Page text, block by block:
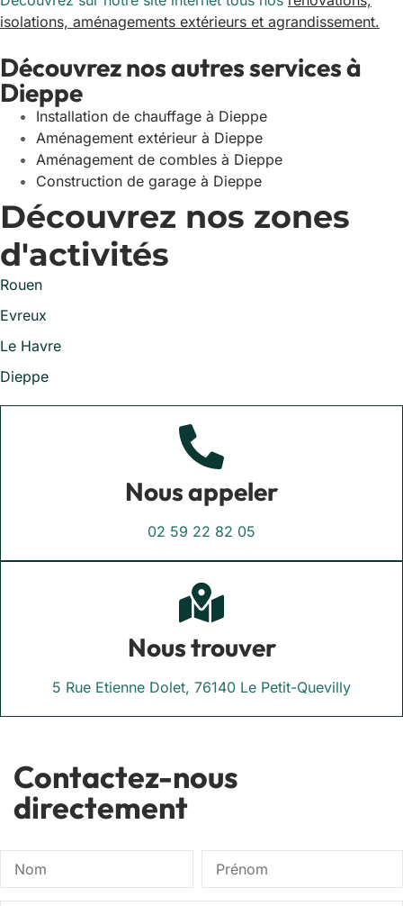
isolations, aménagements extérieurs et agrandissement.
Découvrez nos autres services à
Dieppe
Installation de chauffage à Dieppe
Aménagement extérieur à Dieppe
Aménagement de combles à Dieppe
Construction de garage à Dieppe
Découvrez nos zones
d'activités
Rouen
Evreux
Le Havre
Dieppe
Nous appeler
02 59 22 82 05
Nous trouver
5 Rue Etienne Dolet, 76140 Le Petit-Quevilly
Contactez-nous
directement